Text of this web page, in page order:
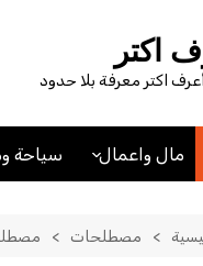
اكتر
اكتر معرفة بلا حدود
مال واعمال
مصطلحات اقتصادية
سياحة
فنادق
مصطلحات